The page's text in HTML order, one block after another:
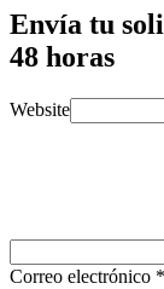
Envía tu
48 horas
Website
Correo electrónico *